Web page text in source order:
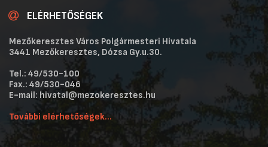
ELÉRHETŐSÉGEK
Mezőkeresztes Város Polgármesteri Hivatala
3441 Mezőkeresztes, Dózsa Gy.u.30.
Tel.: 49/530-100
Fax.: 49/530-046
E-mail: hivatal@mezokeresztes.hu
További elérhetőségek...